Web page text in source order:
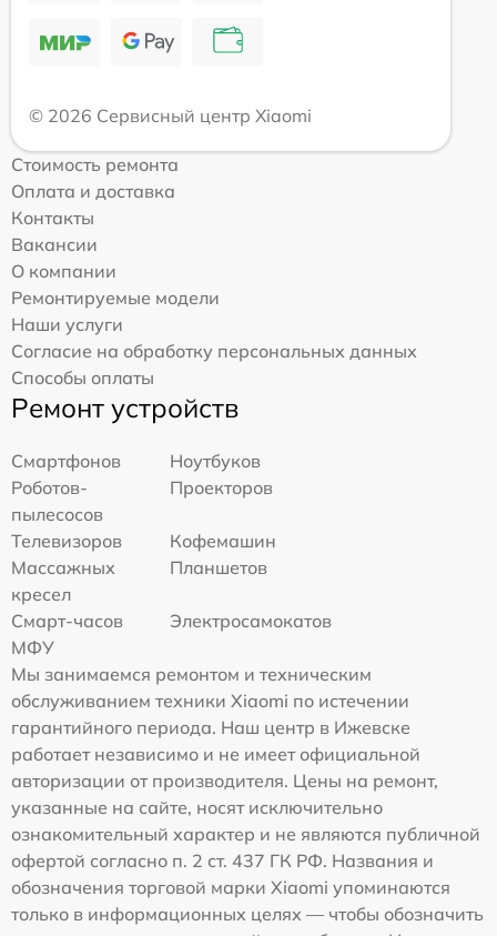
© 2026 Сервисный центр Xiaomi
Стоимость ремонта
Оплата и доставка
Контакты
Вакансии
О компании
Ремонтируемые модели
Наши услуги
Согласие на обработку персональных данных
Способы оплаты
Ремонт устройств
Смартфонов
Ноутбуков
Роботов-
пылесосов
Проекторов
Телевизоров
Кофемашин
Массажных
кресел
Планшетов
Смарт-часов
Электросамокатов
МФУ
Мы занимаемся ремонтом и техническим
обслуживанием техники Xiaomi по истечении
гарантийного периода. Наш центр в Ижевске
работает независимо и не имеет официальной
авторизации от производителя. Цены на ремонт,
указанные на сайте, носят исключительно
ознакомительный характер и не являются публичной
офертой согласно п. 2 ст. 437 ГК РФ. Названия и
обозначения торговой марки Xiaomi упоминаются
только в информационных целях — чтобы обозначить